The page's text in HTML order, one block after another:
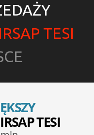
IRSAP TESI